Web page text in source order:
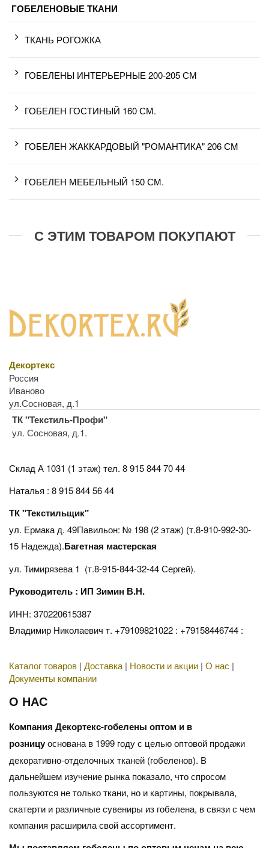
ГОБЕЛЕНОВЫЕ ТКАНИ
ТКАНЬ РОГОЖКА
ГОБЕЛЕНЫ ИНТЕРЬЕРНЫЕ 200-205 СМ
ГОБЕЛЕН ГОСТИНЫЙ 160 СМ.
ГОБЕЛЕН ЖАККАРДОВЫЙ "РОМАНТИКА" 206 СМ
ГОБЕЛЕН МЕБЕЛЬНЫЙ 150 СМ.
С ЭТИМ ТОВАРОМ ПОКУПАЮТ
Декортекс
Россия
Иваново
ул.Сосновая, д.1
ТК "Текстиль-Профи"
ул. Сосновая, д.1.
Склад А 1031 (1 этаж) тел. 8 915 844 70 44
Наталья : 8 915 844 56 44
ТК "Текстильщик"
ул. Ермака д. 49Павильон: № 198 (2 этаж) (т.8-910-992-30-
15 Надежда).Багетная мастерская
ул. Тимирязева 1 (т.8-915-844-32-44 Сергей).
Руководитель : ИП Зимин В.Н.
ИНН: 370220615387
Владимир Николаевич т. +79109821022 : +79158446744 :
Каталог товаров | Доставка | Новости и акции | О нас |
Документы компании
О НАС
Компания Декортекс-гобелены оптом и в
розницуоснована в 1999 году с целью оптовой продажи
декоративно-отделочных тканей (гобеленов). В
дальнейшем изучение рынка показало, что спросом
пользуются не только ткани, но и картины, покрывала,
скатерти и различные сувениры из гобелена, в связи с чем
компания расширила свой ассортимент.